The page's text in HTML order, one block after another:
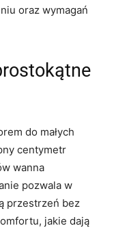
oraz wymagań
do małych
centymetr
wanna
pozwala w
przestrzeń bez
jakie dają